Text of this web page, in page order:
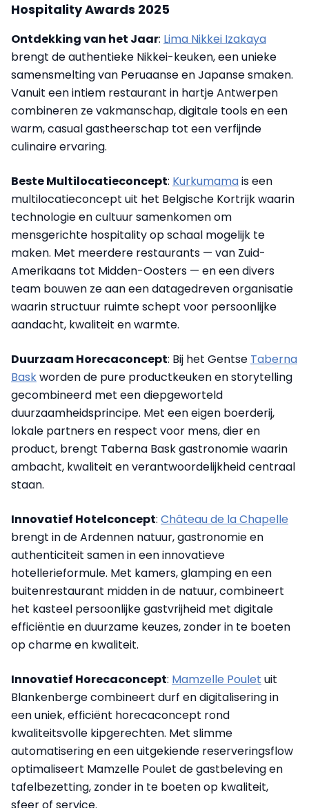
Hospitality Awards 2025
Ontdekking van het Jaar: Lima Nikkei Izakaya
brengt de authentieke Nikkei-keuken, een unieke
samensmelting van Peruaanse en Japanse smaken.
Vanuit een intiem restaurant in hartje Antwerpen
combineren ze vakmanschap, digitale tools en een
warm, casual gastheerschap tot een verfijnde
culinaire ervaring.
Beste Multilocatieconcept: Kurkumamais een
multilocatieconcept uit het Belgische Kortrijk waarin
technologie en cultuur samenkomen om
mensgerichte hospitality op schaal mogelijk te
maken. Met meerdere restaurants — van Zuid-
Amerikaans tot Midden-Oosters — en een divers
team bouwen ze aan een datagedreven organisatie
waarin structuur ruimte schept voor persoonlijke
aandacht, kwaliteit en warmte.
Duurzaam Horecaconcept: Bij het Gentse Taberna
Baskworden de pure productkeuken en storytelling
gecombineerd met een diepgeworteld
duurzaamheidsprincipe. Met een eigen boerderij,
lokale partners en respect voor mens, dier en
product, brengt Taberna Bask gastronomie waarin
ambacht, kwaliteit en verantwoordelijkheid centraal
staan.
Innovatief Hotelconcept: Château de la Chapelle
brengt in de Ardennen natuur, gastronomie en
authenticiteit samen in een innovatieve
hotellerieformule. Met kamers, glamping en een
buitenrestaurant midden in de natuur, combineert
het kasteel persoonlijke gastvrijheid met digitale
efficiëntie en duurzame keuzes, zonder in te boeten
op charme en kwaliteit.
Innovatief Horecaconcept: Mamzelle Poulet uit
Blankenberge combineert durf en digitalisering in
een uniek, efficiënt horecaconcept rond
kwaliteitsvolle kipgerechten. Met slimme
automatisering en een uitgekiende reserveringsflow
optimaliseert Mamzelle Poulet de gastbeleving en
tafelbezetting, zonder in te boeten op kwaliteit,